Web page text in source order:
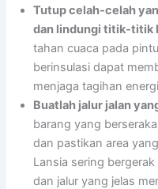
Tutup celah-celah
dan lindungi titik-titik
tahan cuaca pada
berinsulasi dapat
menjaga tagihan
Buatlah jalur jalan
barang yang
dan pastikan area
Lansia sering
dan jalur yang jelas